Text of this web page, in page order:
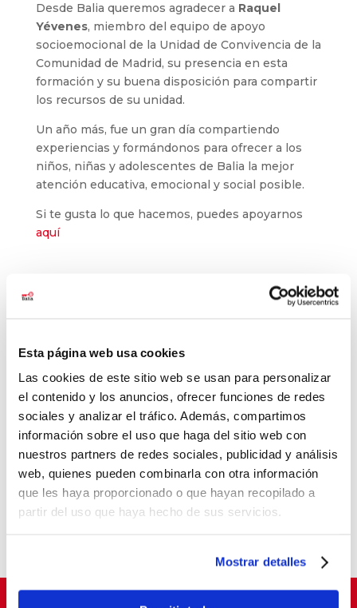
Esta página web usa cookies
Las cookies de este sitio web se usan para personalizar
el contenido y los anuncios, ofrecer funciones de redes
sociales y analizar el tráfico. Además, compartimos
información sobre el uso que haga del sitio web con
nuestros partners de redes sociales, publicidad y análisis
web, quienes pueden combinarla con otra información
que les haya proporcionado o que hayan recopilado a
partir del uso que haya hecho de sus servicios.
Mostrar detalles
Desde Balia queremos agradecer a Raquel
Yévenes, miembro del equipo de apoyo
socioemocional de la Unidad de Convivencia de la
Comunidad de Madrid, su presencia en esta
formación y su buena disposición para compartir
los recursos de su unidad.
Un año más, fue un gran día compartiendo
experiencias y formándonos para ofrecer a los
niños, niñas y adolescentes de Balia la mejor
atención educativa, emocional y social posible.
Si te gusta lo que hacemos, puedes apoyarnos
aquí
Buscar
Últimas noticias
El baloncesto de Balia cierra la temporada con
177 jóvenes
Balia refuerza su labor educativa en Tetuán.
La pobreza infantil no se va de vacaciones
Balia, reconocida como entidad pionera en
“Tardes con Plan”
Un aula que cambia vidas